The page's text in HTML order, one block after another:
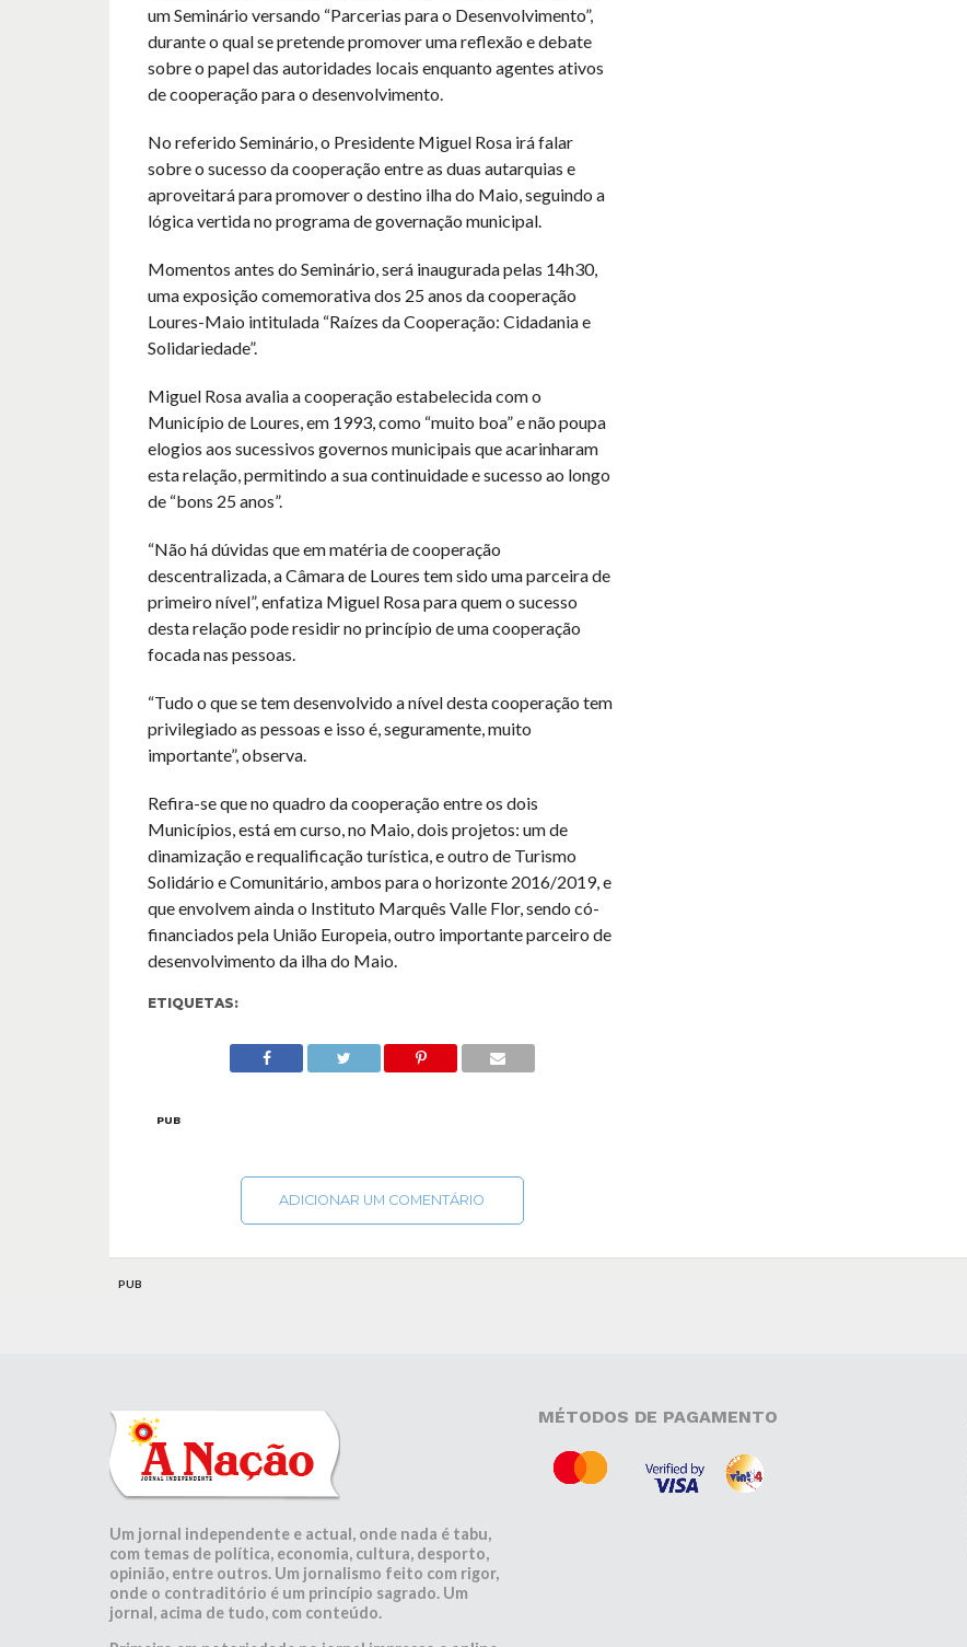
um Seminário versando “Parcerias para o Desenvolvimento”,
durante o qual se pretende promover uma reflexão e debate
sobre o papel das autoridades locais enquanto agentes ativos
de cooperação para o desenvolvimento.
No referido Seminário, o Presidente Miguel Rosa irá falar
sobre o sucesso da cooperação entre as duas autarquias e
aproveitará para promover o destino ilha do Maio, seguindo a
lógica vertida no programa de governação municipal.
Momentos antes do Seminário, será inaugurada pelas 14h30,
uma exposição comemorativa dos 25 anos da cooperação
Loures-Maio intitulada “Raízes da Cooperação: Cidadania e
Solidariedade”.
Miguel Rosa avalia a cooperação estabelecida com o
Município de Loures, em 1993, como “muito boa” e não poupa
elogios aos sucessivos governos municipais que acarinharam
esta relação, permitindo a sua continuidade e sucesso ao longo
de “bons 25 anos”.
“Não há dúvidas que em matéria de cooperação
descentralizada, a Câmara de Loures tem sido uma parceira de
primeiro nível”, enfatiza Miguel Rosa para quem o sucesso
desta relação pode residir no princípio de uma cooperação
focada nas pessoas.
“Tudo o que se tem desenvolvido a nível desta cooperação tem
privilegiado as pessoas e isso é, seguramente, muito
importante”, observa.
Refira-se que no quadro da cooperação entre os dois
Municípios, está em curso, no Maio, dois projetos: um de
dinamização e requalificação turística, e outro de Turismo
Solidário e Comunitário, ambos para o horizonte 2016/2019, e
que envolvem ainda o Instituto Marquês Valle Flor, sendo có-
financiados pela União Europeia, outro importante parceiro de
desenvolvimento da ilha do Maio.
ETIQUETAS:
PUB
ADICIONAR UM COMENTÁRIO
PUB
Um jornal independente e actual, onde nada é tabu,
com temas de política, economia, cultura, desporto,
opinião, entre outros. Um jornalismo feito com rigor,
onde o contraditório é um princípio sagrado. Um
jornal, acima de tudo, com conteúdo.
MÉTODOS DE PAGAMENTO